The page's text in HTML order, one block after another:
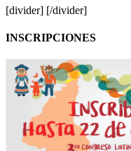
[divider] [/divider]
INSCRIPCIONES